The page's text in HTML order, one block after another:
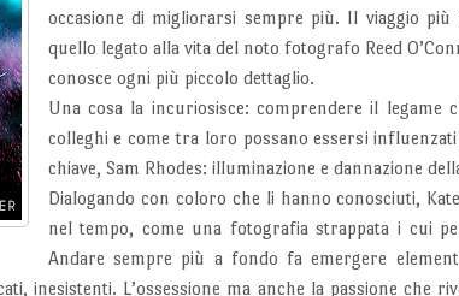
occasione di migliorarsi sempre più. Il viaggio più
quello legato alla vita del noto fotografo Reed
conosce ogni più piccolo dettaglio.
Una cosa la incuriosisce: comprendere il legame
colleghi e come tra loro possano essersi
chiave, Sam Rhodes: illuminazione e dannazione
Dialogando con coloro che li hanno conosciuti,
nel tempo, come una fotografia strappata i cui
Andare sempre più a fondo fa emergere
inesistenti. L’ossessione ma anche la passione che